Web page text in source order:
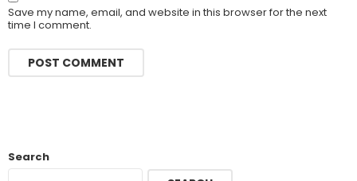
Save my name, email, and website in this browser for the next
time I comment.
Search